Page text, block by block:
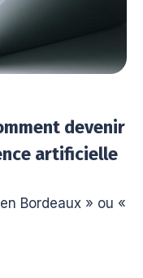
devenir
artificielle
Bordeaux » ou «